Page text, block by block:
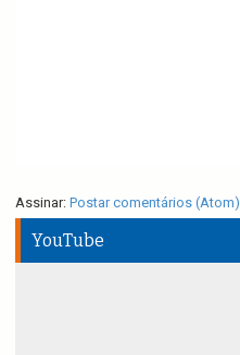
Assinar: Postar comentários (Atom)
YouTube